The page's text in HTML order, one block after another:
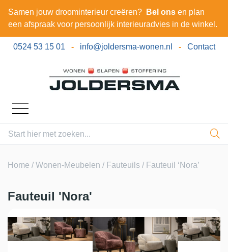
Samen jouw droominterieur creëren? Bel ons en plan
een afspraak voor persoonlijk interieuradvies in de winkel.
0524 53 15 01 - info@joldersma-wonen.nl - Contact
Home /Wonen-Meubelen / Fauteuils / Fauteuil ‘Nora’
Fauteuil 'Nora'